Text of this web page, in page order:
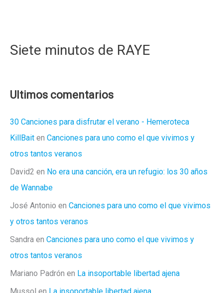
Siete minutos de RAYE
Ultimos comentarios
30 Canciones para disfrutar el verano - Hemeroteca
KillBait en Canciones para uno como el que vivimos y
otros tantos veranos
David2 en No era una canción, era un refugio: los 30 años
de Wannabe
José Antonio en Canciones para uno como el que vivimos
y otros tantos veranos
Sandra en Canciones para uno como el que vivimos y
otros tantos veranos
Mariano Padrón en La insoportable libertad ajena